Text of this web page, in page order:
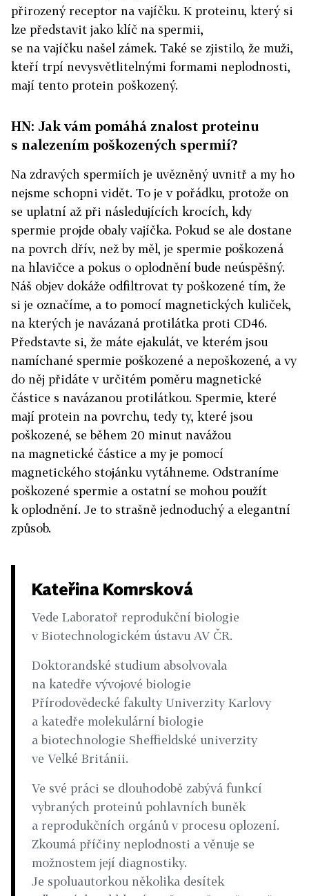
přirozený receptor na vajíčku. K proteinu, který si
lze představit jako klíč na spermii,
se na vajíčku našel zámek. Také se zjistilo, že muži,
kteří trpí nevysvětlitelnými formami neplodnosti,
mají tento protein poškozený.
HN: Jak vám pomáhá znalost proteinu
s nalezením poškozených spermií?
Na zdravých spermiích je uvězněný uvnitř a my ho
nejsme schopni vidět. To je v pořádku, protože on
se uplatní až při následujících krocích, kdy
spermie projde obaly vajíčka. Pokud se ale dostane
na povrch dřív, než by měl, je spermie poškozená
na hlavičce a pokus o oplodnění bude neúspěšný.
Náš objev dokáže odfiltrovat ty poškozené tím, že
si je označíme, a to pomocí magnetických kuliček,
na kterých je navázaná protilátka proti CD46.
Představte si, že máte ejakulát, ve kterém jsou
namíchané spermie poškozené a nepoškozené, a vy
do něj přidáte v určitém poměru magnetické
částice s navázanou protilátkou. Spermie, které
mají protein na povrchu, tedy ty, které jsou
poškozené, se během 20 minut navážou
na magnetické částice a my je pomocí
magnetického stojánku vytáhneme. Odstraníme
poškozené spermie a ostatní se mohou použít
k oplodnění. Je to strašně jednoduchý a elegantní
způsob.
Kateřina Komrsková
Vede Laboratoř reprodukční biologie
v Biotechnologickém ústavu AV ČR.
Doktorandské studium absolvovala
na katedře vývojové biologie
Přírodovědecké fakulty Univerzity Karlovy
a katedře molekulární biologie
a biotechnologie Sheffieldské univerzity
ve Velké Británii.
Ve své práci se dlouhodobě zabývá funkcí
vybraných proteinů pohlavních buněk
a reprodukčních orgánů v procesu oplození.
Zkoumá příčiny neplodnosti a věnuje se
možnostem její diagnostiky.
Je spoluautorkou několika desítek